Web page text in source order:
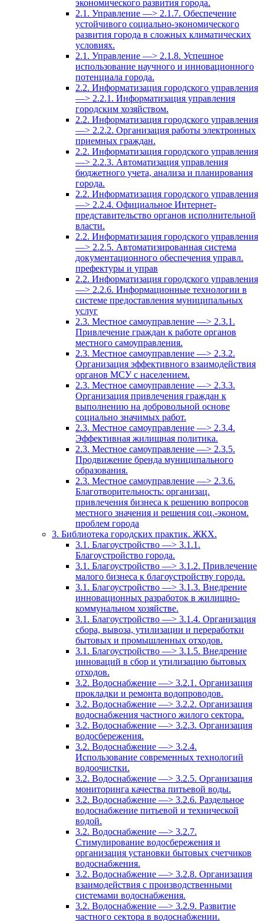
экономического развития города.
2.1. Управление —> 2.1.7. Обеспечение
устойчивого социально-экономического
развития города в сложных климатических
условиях.
2.1. Управление —> 2.1.8. Успешное
использование научного и инновационного
потенциала города.
2.2. Информатизация городского управления
—> 2.2.1. Информатизация управления
городским хозяйством.
2.2. Информатизация городского управления
—> 2.2.2. Организация работы электронных
приемных граждан.
2.2. Информатизация городского управления
—> 2.2.3. Автоматизация управления
бюджетного учета, анализа и планирования
города.
2.2. Информатизация городского управления
—> 2.2.4. Официальное Интернет-
представительство органов исполнительной
власти.
2.2. Информатизация городского управления
—> 2.2.5. Автоматизированная система
документационного обеспечения управл.
префектуры и управ
2.2. Информатизация городского управления
—> 2.2.6. Информационные технологии в
системе предоставления муниципальных
услуг
2.3. Местное самоуправление —> 2.3.1.
Привлечение граждан к работе органов
местного самоуправления.
2.3. Местное самоуправление —> 2.3.2.
Организация эффективного взаимодействия
органов МСУ с населением.
2.3. Местное самоуправление —> 2.3.3.
Организация привлечения граждан к
выполнению на добровольной основе
социально значимых работ.
2.3. Местное самоуправление —> 2.3.4.
Эффективная жилищная политика.
2.3. Местное самоуправление —> 2.3.5.
Продвижение бренда муниципального
образования.
2.3. Местное самоуправление —> 2.3.6.
Благотворительность: организац.
привлечения бизнеса к решению вопросов
местного значения и решения соц.-эконом.
проблем города
3. Библиотека городских практик. ЖКХ.
3.1. Благоустройство —> 3.1.1.
Благоустройство города.
3.1. Благоустройство —> 3.1.2. Привлечение
малого бизнеса к благоустройству города.
3.1. Благоустройство —> 3.1.3. Внедрение
инновационных разработок в жилищно-
коммунальном хозяйстве.
3.1. Благоустройство —> 3.1.4. Организация
сбора, вывоза, утилизации и переработки
бытовых и промышленных отходов.
3.1. Благоустройство —> 3.1.5. Внедрение
инноваций в сбор и утилизацию бытовых
отходов.
3.2. Водоснабжение —> 3.2.1. Организация
прокладки и ремонта водопроводов.
3.2. Водоснабжение —> 3.2.2. Организация
водоснабжения частного жилого сектора.
3.2. Водоснабжение —> 3.2.3. Организация
водосбережения.
3.2. Водоснабжение —> 3.2.4.
Использование современных технологий
водоочистки.
3.2. Водоснабжение —> 3.2.5. Организация
мониторинга качества питьевой воды.
3.2. Водоснабжение —> 3.2.6. Раздельное
водоснабжение питьевой и технической
водой.
3.2. Водоснабжение —> 3.2.7.
Стимулирование водосбережения и
организация установки бытовых счетчиков
водоснабжения.
3.2. Водоснабжение —> 3.2.8. Организация
взаимодействия с производственными
системами водоснабжения.
3.2. Водоснабжение —> 3.2.9. Развитие
частного сектора в водоснабжении.